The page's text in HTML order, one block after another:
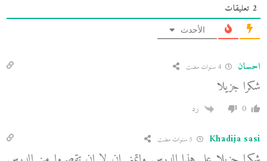
2 تعليقات
الأحدث
احسان 4 سنوات مضت
شكرا جزيلا
0 رد
Khadija sasi